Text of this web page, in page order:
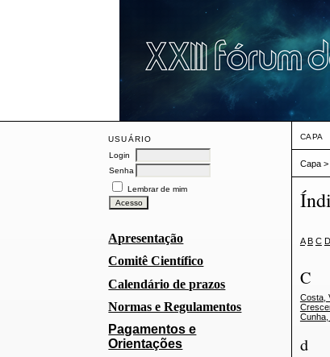
USUÁRIO
Login
Senha
Lembrar de mim
Apresentação
Comitê Científico
Calendário de prazos
Normas e Regulamentos
Pagamentos e
Orientações
CAPA
Capa>
A B C D
C
Costa,
d